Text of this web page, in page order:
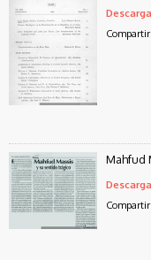
Compartir
Mahfud
Compartir